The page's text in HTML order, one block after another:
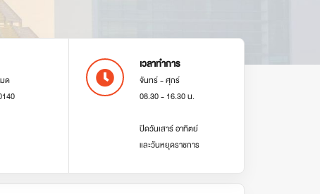
ด
เวลาทำการ
จันทร์ - ศุกร์
08.30 - 16.30 น.
ปิดวันเสาร์ อาทิตย์
และวันหยุดราชการ